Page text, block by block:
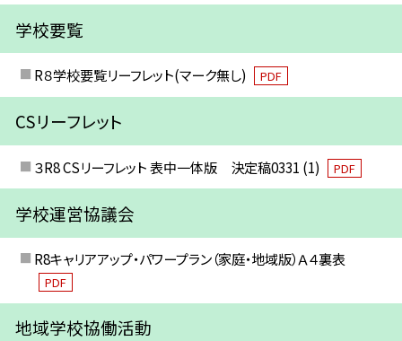
学校要覧
R８学校要覧リーフレット(マーク無し) PDF
CSリーフレット
３R8 CSリーフレット 表中一体版 決定稿0331 (1) PDF
学校運営協議会
R8キャリアアップ・パワープラン（家庭・地域版）Ａ４裏表
PDF
地域学校協働活動